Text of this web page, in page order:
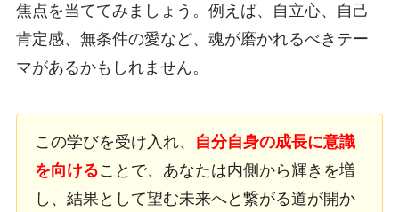
焦点を当ててみましょう。例えば、自立心、自己
肯定感、無条件の愛など、魂が磨かれるべきテー
マがあるかもしれません。
この学びを受け入れ、
自分自身の成長に意識
を向けることで、あなたは内側から輝きを増
し、結果として望む未来へと繋がる道が開か